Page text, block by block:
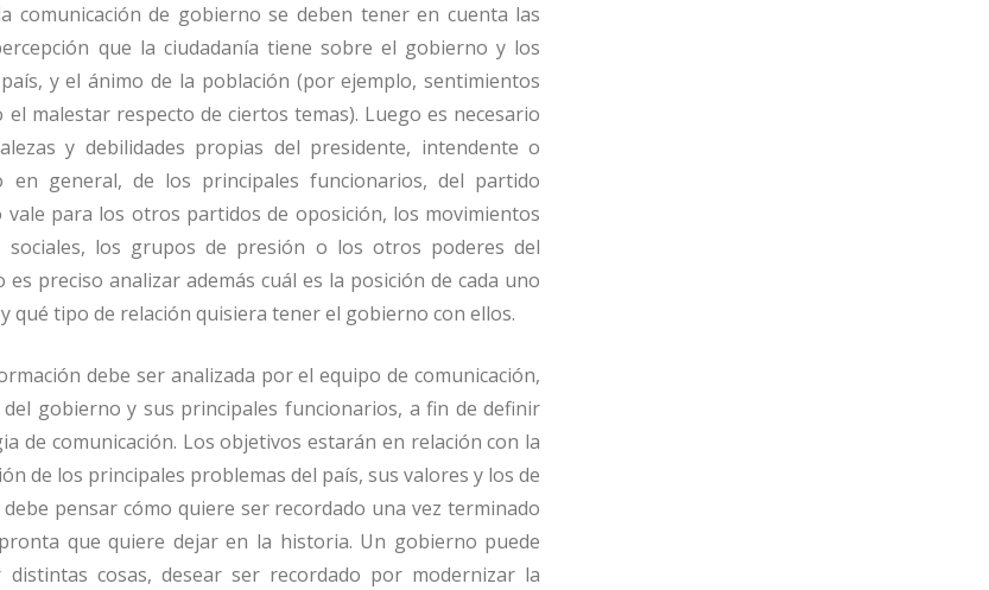
comunicación de gobierno se deben tener en cuenta las
que la ciudadanía tiene sobre el gobierno y los
y el ánimo de la población (por ejemplo, sentimientos
malestar respecto de ciertos temas). Luego es necesario
y debilidades propias del presidente, intendente o
en general, de los principales funcionarios, del partido
vale para los otros partidos de oposición, los movimientos
sociales, los grupos de presión o los otros poderes del
es preciso analizar además cuál es la posición de cada uno
qué tipo de relación quisiera tener el gobierno con ellos.
debe ser analizada por el equipo de comunicación,
gobierno y sus principales funcionarios, a fin de definir
de comunicación. Los objetivos estarán en relación con la
de los principales problemas del país, sus valores y los de
pensar cómo quiere ser recordado una vez terminado
que quiere dejar en la historia. Un gobierno puede
cosas, desear ser recordado por modernizar la